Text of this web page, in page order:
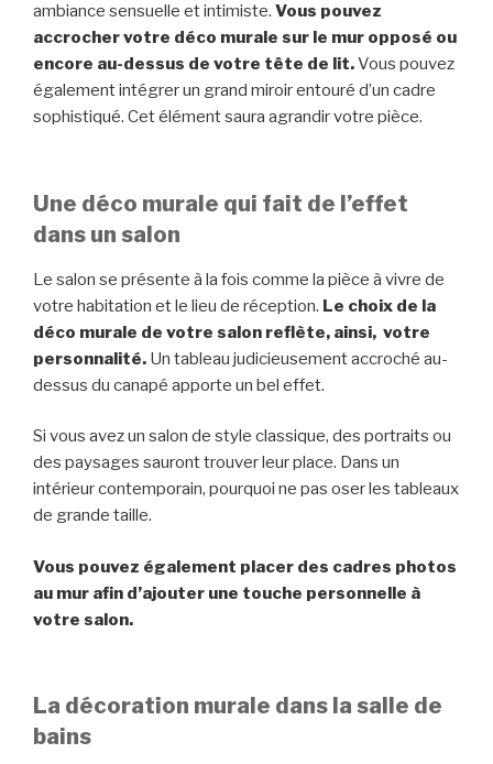
ambiance sensuelle et intimiste. Vous pouvez
accrocher votre déco murale sur le mur opposé ou
encore au-dessus de votre tête de lit.Vous pouvez
également intégrer un grand miroir entouré d’un cadre
sophistiqué. Cet élément saura agrandir votre pièce.
Une déco murale qui fait de l’effet
dans un salon
Le salon se présente à la fois comme la pièce à vivre de
votre habitation et le lieu de réception. Le choix de la
déco murale de votre salon reflète, ainsi, votre
personnalité. Un tableau judicieusement accroché au-
dessus du canapé apporte un bel effet.
Si vous avez un salon de style classique, des portraits ou
des paysages sauront trouver leur place. Dans un
intérieur contemporain, pourquoi ne pas oser les tableaux
de grande taille.
Vous pouvez également placer des cadres photos
au mur afin d’ajouter une touche personnelle à
votre salon.
La décoration murale dans la salle de
bains